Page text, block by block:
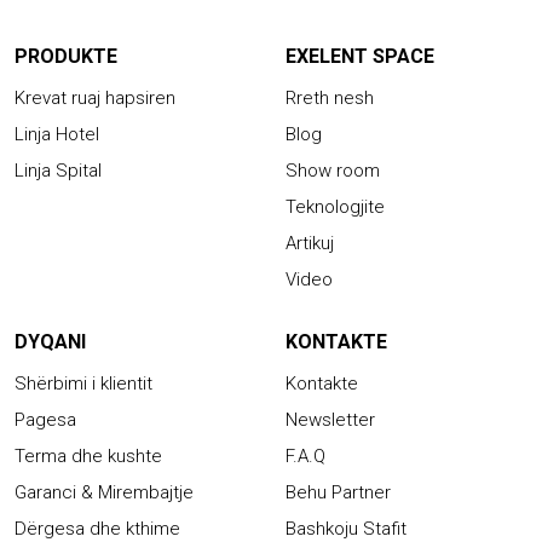
PRODUKTE
Krevat ruaj hapsiren
Linja Hotel
Linja Spital
EXELENT SPACE
Rreth nesh
Blog
Show room
Teknologjite
Artikuj
Video
DYQANI
Shërbimi i klientit
Pagesa
Terma dhe kushte
Garanci & Mirembajtje
Dërgesa dhe kthime
KONTAKTE
Kontakte
Newsletter
F.A.Q
Behu Partner
Bashkoju Stafit